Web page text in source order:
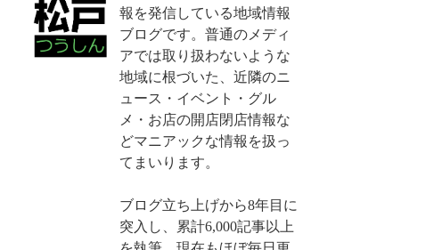
報を発信している地域情報
ブログです。普通のメディ
アでは取り扱わないような
地域に根づいた、近隣のニ
ュース・イベント・グル
メ・お店の開店閉店情報な
どマニアックな情報を扱っ
てまいります。
ブログ立ち上げから8年目に
突入し、累計6,000記事以上